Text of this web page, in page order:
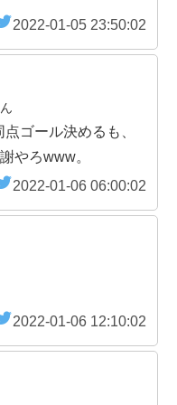
2022-01-05 23:50:02
ゴール決めるも、
やろwww。
2022-01-06 06:00:02
2022-01-06 12:10:02